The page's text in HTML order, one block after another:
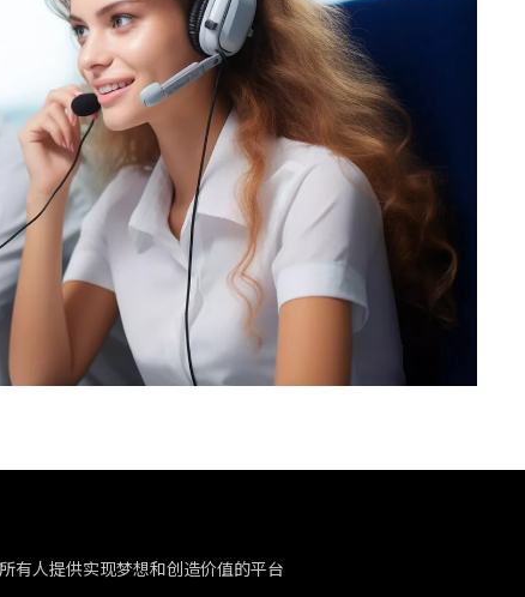
有人提供实现梦想和创造价值的平台